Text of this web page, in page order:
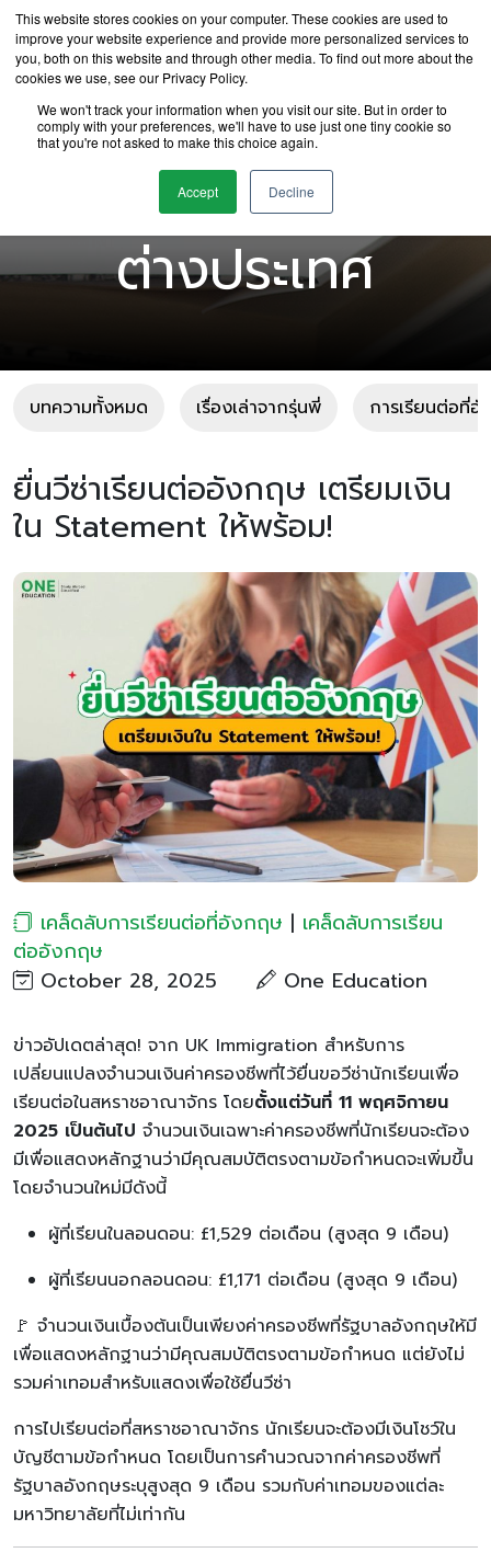
This website stores cookies on your computer. These cookies are used to
improve your website experience and provide more personalized services to
you, both on this website and through other media. To find out more about the
cookies we use, see our Privacy Policy.
We won't track your information when you visit our site. But in order to
comply with your preferences, we'll have to use just one tiny cookie so
that you're not asked to make this choice again.
Accept Decline
บทความเรียนต่อ
ต่างประเทศ
บทความทั้งหมด เรื่องเล่าจากรุ่นพี่ การเรียนต่อที่
ยื่นวีซ่าเรียนต่ออังกฤษ เตรียมเงิน
ใน Statement ให้พร้อม!
เคล็ดลับการเรียนต่อที่อังกฤษ | เคล็ดลับการเรียน
ต่ออังกฤษ
October 28, 2025
One Education​
ข่าวอัปเดตล่าสุด! จาก UK Immigration สำหรับการ
เปลี่ยนแปลงจำนวนเงินค่าครองชีพที่ไว้ยื่นขอวีซ่านักเรียนเพื่อ
เรียนต่อในสหราชอาณาจักร โดยตั้งแต่วันที่ 11 พฤศจิกายน
2025 เป็นต้นไป จำนวนเงินเฉพาะค่าครองชีพที่นักเรียนจะต้อง
มีเพื่อแสดงหลักฐานว่ามีคุณสมบัติตรงตามข้อกำหนดจะเพิ่มขึ้น
โดยจำนวนใหม่มีดังนี้
ผู้ที่เรียนในลอนดอน: £1,529 ต่อเดือน (สูงสุด 9 เดือน)
ผู้ที่เรียนนอกลอนดอน: £1,171 ต่อเดือน (สูงสุด 9 เดือน)
🚩 จำนวนเงินเบื้องต้นเป็นเพียงค่าครองชีพที่รัฐบาลอังกฤษให้มี
เพื่อแสดงหลักฐานว่ามีคุณสมบัติตรงตามข้อกำหนด แต่ยังไม่
รวมค่าเทอมสำหรับแสดงเพื่อใช้ยื่นวีซ่า
การไปเรียนต่อที่สหราชอาณาจักร นักเรียนจะต้องมีเงินโชว์ใน
บัญชีตามข้อกำหนด โดยเป็นการคำนวณจากค่าครองชีพที่
รัฐบาลอังกฤษระบุสูงสุด 9 เดือน รวมกับค่าเทอมของแต่ละ
มหาวิทยาลัยที่ไม่เท่ากัน